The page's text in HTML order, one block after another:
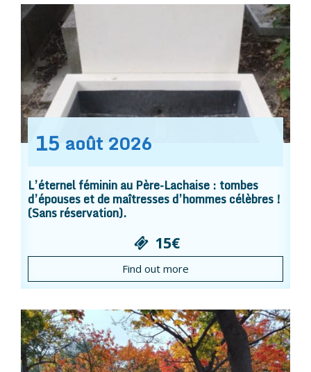
15 août 2026
L’éternel féminin au Père-Lachaise : tombes
d’épouses et de maîtresses d’hommes célèbres !
(Sans réservation).
15€
Find out more